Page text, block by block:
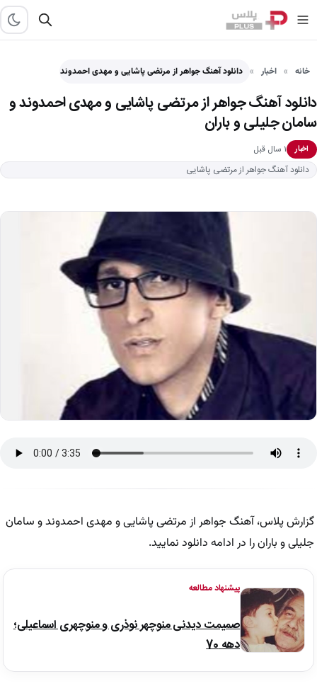
خانه اخبار دانلود آهنگ جواهر از مرتضی پاشایی و مهدی احمدوند و…
دانلود آهنگ جواهر از مرتضی پاشایی و مهدی احمدوند و
سامان جلیلی و باران
اخبار
۱ سال قبل
دانلود آهنگ جواهر از مرتضی پاشایی
گزارش پلاس، آهنگ جواهر از مرتضی پاشایی و مهدی احمدوند و سامان
جلیلی و باران را در ادامه دانلود نمایید.
پیشنهاد مطالعه
صمیمت دیدنی منوچهر نوذری و منوچهری اسماعیلی؛
دهه 70